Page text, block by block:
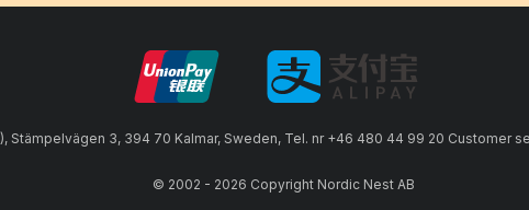
Stämpelvägen 3, 394 70 Kalmar, Sweden, Tel. nr +46 480 44 99 20 Customer
© 2002 - 2026 Copyright Nordic Nest AB